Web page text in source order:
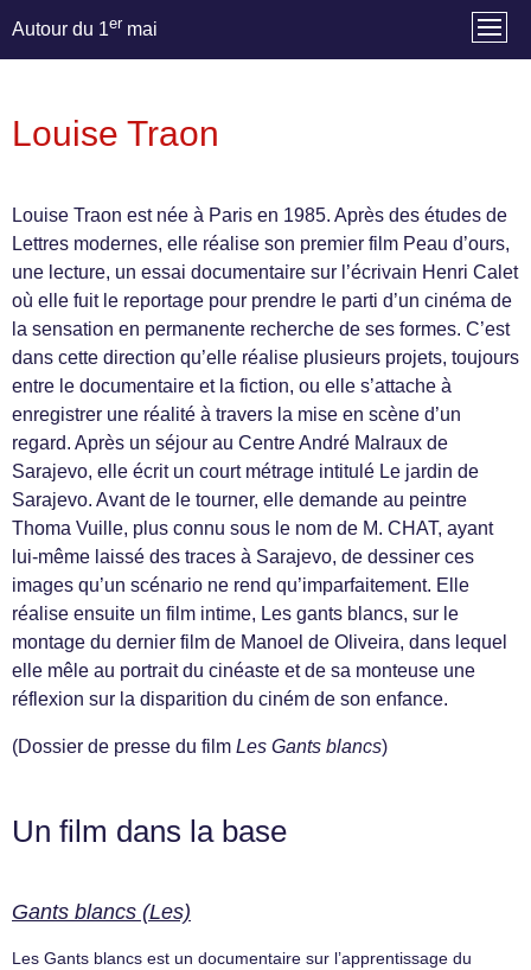
Autour du 1er mai
Louise Traon
Louise Traon est née à Paris en 1985. Après des études de
Lettres modernes, elle réalise son premier film Peau d’ours,
une lecture, un essai documentaire sur l’écrivain Henri Calet
où elle fuit le reportage pour prendre le parti d’un cinéma de
la sensation en permanente recherche de ses formes. C’est
dans cette direction qu’elle réalise plusieurs projets, toujours
entre le documentaire et la fiction, ou elle s’attache à
enregistrer une réalité à travers la mise en scène d’un
regard. Après un séjour au Centre André Malraux de
Sarajevo, elle écrit un court métrage intitulé Le jardin de
Sarajevo. Avant de le tourner, elle demande au peintre
Thoma Vuille, plus connu sous le nom de M. CHAT, ayant
lui-même laissé des traces à Sarajevo, de dessiner ces
images qu’un scénario ne rend qu’imparfaitement. Elle
réalise ensuite un film intime, Les gants blancs, sur le
montage du dernier film de Manoel de Oliveira, dans lequel
elle mêle au portrait du cinéaste et de sa monteuse une
réflexion sur la disparition du ciném de son enfance.
(Dossier de presse du film Les Gants blancs)
Un film dans la base
Gants blancs (Les)
Les Gants blancs est un documentaire sur l’apprentissage du